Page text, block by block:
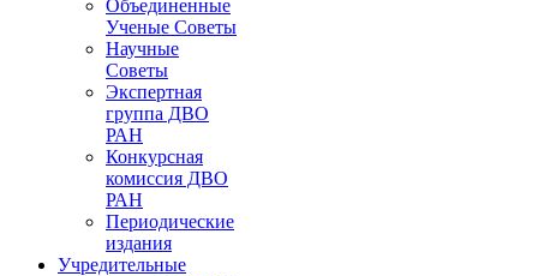
Объединенные
Ученые Советы
Научные
Советы
Экспертная
группа ДВО
РАН
Конкурсная
комиссия ДВО
РАН
Периодические
издания
Учредительные